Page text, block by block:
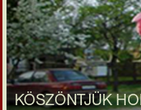
KÖSZÖNTJÜK